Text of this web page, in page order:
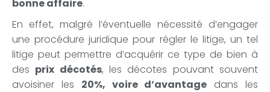
bonne affaire.
En effet, malgré l’éventuelle nécessité d’engager
une procédure juridique pour régler le litige, un tel
litige peut permettre d’acquérir ce type de bien à
des prix décotés, les décotes pouvant souvent
avoisiner les 20%, voire d’avantage dans les